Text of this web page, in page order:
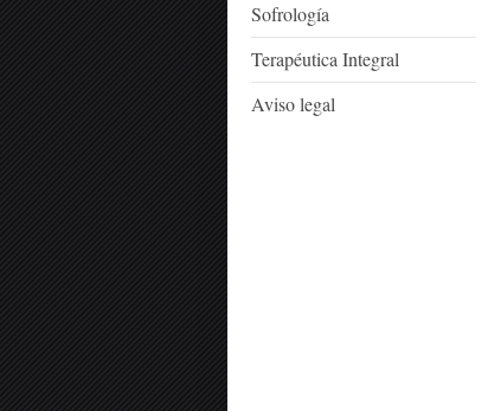
Sofrología
Terapéutica Integral
Aviso legal